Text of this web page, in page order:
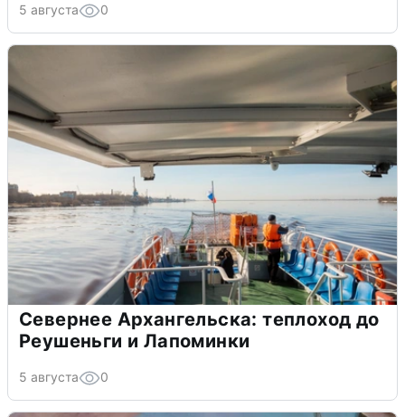
5 августа 0
Севернее Архангельска: теплоход до
Реушеньги и Лапоминки
5 августа 0